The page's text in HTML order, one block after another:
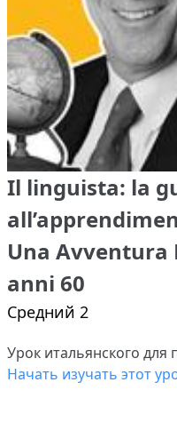
Il linguista: la
Una Avventura
anni 60
Средний 2
Урок итальянского для
Начать изучать этот